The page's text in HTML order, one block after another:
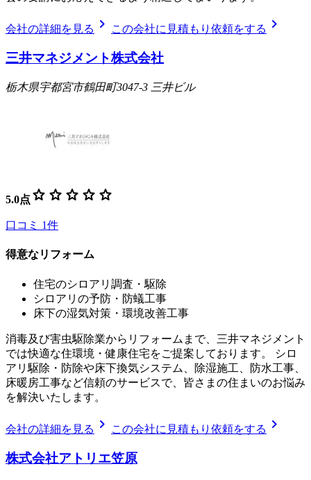
会社の詳細を見る chevron_right この会社に見積もり依頼をする chevron_right
三井マネジメント株式会社
栃木県宇都宮市鶴田町3047-3 三井ビル
5.0点 star star star star star
口コミ 1件
得意なリフォーム
住宅のシロアリ調査・駆除
シロアリの予防・防蟻工事
床下の湿気対策・環境改善工事
消毒及び害虫駆除業からリフォームまで、三井マネジメント
では快適な住環境・健康住宅をご提案しております。 シロ
アリ駆除・防除や床下換気システム、除湿施工、防水工事、
床暖房工事など信頼のサービスで、皆さまの住まいのお悩み
を解決いたします。
会社の詳細を見る chevron_right この会社に見積もり依頼をする chevron_right
株式会社アトリエ笠原